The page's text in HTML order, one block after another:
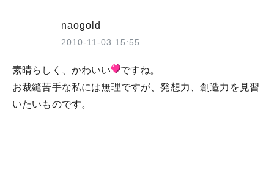
ン
naogold
2010-11-03 15:55
素晴らしく、かわいい
ですね。
お裁縫苦手な私には無理ですが、発想力、創造力を見習
いたいものです。